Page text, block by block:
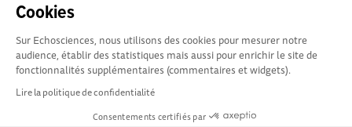
Cookies
Sur Echosciences, nous utilisons des cookies pour mesurer notre
audience, établir des statistiques mais aussi pour enrichir le site de
fonctionnalités supplémentaires (commentaires et widgets).
Lire la politique de confidentialité
Consentements certifiés par
Explorer, s’exprimer, rentrer en contact : Echosciences
Hauts-de-France est le réseau social des amateurs de
sciences et de technologies du territoire
Mentions légales|Politique de confidentialité